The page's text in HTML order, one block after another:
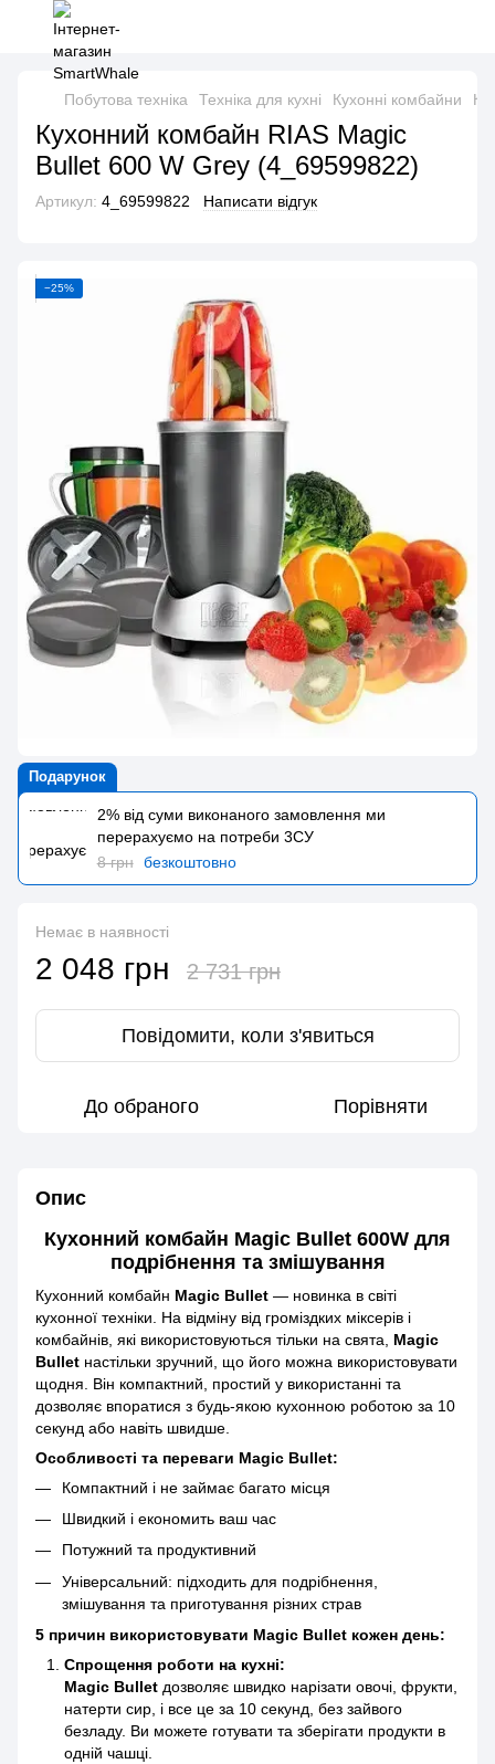
Побутова техніка Техніка для кухні Кухонні комбайни
Кухонний комбайн RIAS Magic
Bullet 600 W Grey (4_69599822)
Артикул: 4_69599822 Написати відгук
−25%
Подарунок
2% від суми виконаного замовлення ми
перерахуємо на потреби 3CУ
8 грн безкоштовно
Немає в наявності
2 048 грн 2 731 грн
Повідомити, коли з'явиться
До обраного Порівняти
Опис
Кухонний комбайн Magic Bullet 600W для
подрібнення та змішування
Кухонний комбайн Magic Bullet — новинка в світі
кухонної техніки. На відміну від громіздких міксерів і
комбайнів, які використовуються тільки на свята, Magic
Bullet настільки зручний, що його можна використовувати
щодня. Він компактний, простий у використанні та
дозволяє впоратися з будь-якою кухонною роботою за 10
секунд або навіть швидше.
Особливості та переваги Magic Bullet:
Компактний і не займає багато місця
Швидкий і економить ваш час
Потужний та продуктивний
Універсальний: підходить для подрібнення,
змішування та приготування різних страв
5 причин використовувати Magic Bullet кожен день:
Спрощення роботи на кухні:
Magic Bullet дозволяє швидко нарізати овочі, фрукти,
натерти сир, і все це за 10 секунд, без зайвого
безладу. Ви можете готувати та зберігати продукти в
одній чашці.